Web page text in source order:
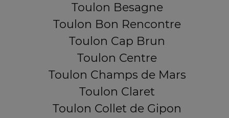
Toulon Besagne
Toulon Bon Rencontre
Toulon Cap Brun
Toulon Centre
Toulon Champs de Mars
Toulon Claret
Toulon Collet de Gipon